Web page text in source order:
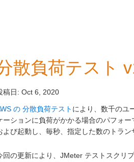
散負荷テスト
稿日: Oct 6, 2020
の 分散負荷テスト により、数千のユ
ーションに負荷がかかる場合のパフォ
よび起動し、毎秒、指定した数のトラ
回の更新により、JMeter テストスクリ